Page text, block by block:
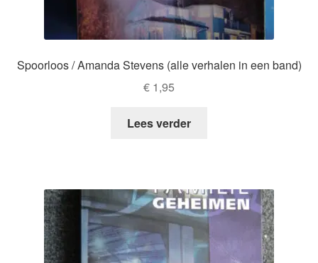
Spoorloos / Amanda Stevens (alle verhalen in een band)
€ 1,95
Lees verder